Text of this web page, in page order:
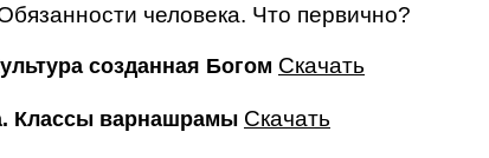
человека. Что первично?
созданная Богом Скачать
Классы варнашрамы Скачать